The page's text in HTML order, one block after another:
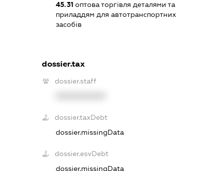
45.31 оптова торгівля деталями та
приладдям для автотранспортних
засобів
dossier.tax
dossier.staff
dossier.taxDebt
dossier.missingData
dossier.esvDebt
dossier.missingData